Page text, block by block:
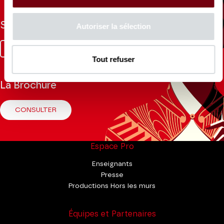
Autoriser la sélection
Tout refuser
Suivez-nous
FacebookInstagram
Tik YoutubeLinkedin
La Brochure
CONSULTER
Espace Pro
Enseignants
Presse
Productions Hors les murs
Équipes et Partenaires